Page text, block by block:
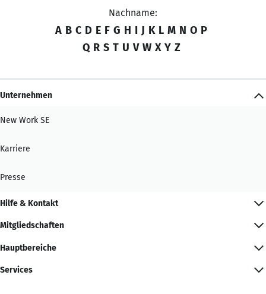
Nachname:
A B C D E F G H I J K L M N O P
Q R S T U V W X Y Z
Unternehmen
New Work SE
Karriere
Presse
Hilfe & Kontakt
Mitgliedschaften
Hauptbereiche
Services